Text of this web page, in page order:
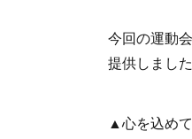
今回の運動
提供しました
▲心を込め